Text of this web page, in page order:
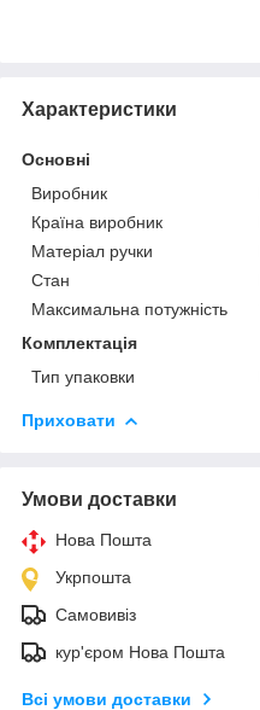
Характеристики
Основні
Виробник
Країна виробник
Матеріал ручки
Стан
Максимальна потужність
Комплектація
Тип упаковки
Приховати
Умови доставки
Нова Пошта
Укрпошта
Самовивіз
кур'єром Нова Пошта
Всі умови доставки